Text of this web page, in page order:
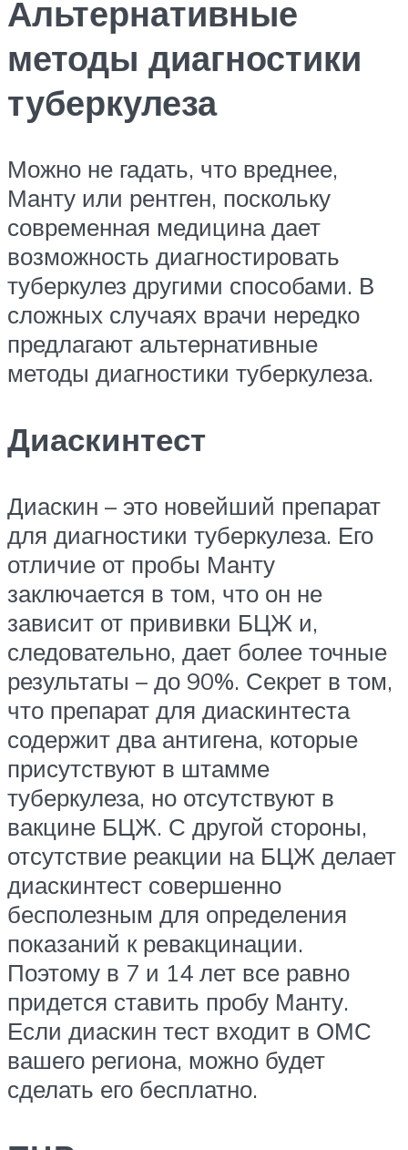
Альтернативные
методы диагностики
туберкулеза
Можно не гадать, что вреднее,
Манту или рентген, поскольку
современная медицина дает
возможность диагностировать
туберкулез другими способами. В
сложных случаях врачи нередко
предлагают альтернативные
методы диагностики туберкулеза.
Диаскинтест
Диаскин – это новейший препарат
для диагностики туберкулеза. Его
отличие от пробы Манту
заключается в том, что он не
зависит от прививки БЦЖ и,
следовательно, дает более точные
результаты – до 90%. Секрет в том,
что препарат для диаскинтеста
содержит два антигена, которые
присутствуют в штамме
туберкулеза, но отсутствуют в
вакцине БЦЖ. С другой стороны,
отсутствие реакции на БЦЖ делает
диаскинтест совершенно
бесполезным для определения
показаний к ревакцинации.
Поэтому в 7 и 14 лет все равно
придется ставить пробу Манту.
Если диаскин тест входит в ОМС
вашего региона, можно будет
сделать его бесплатно.